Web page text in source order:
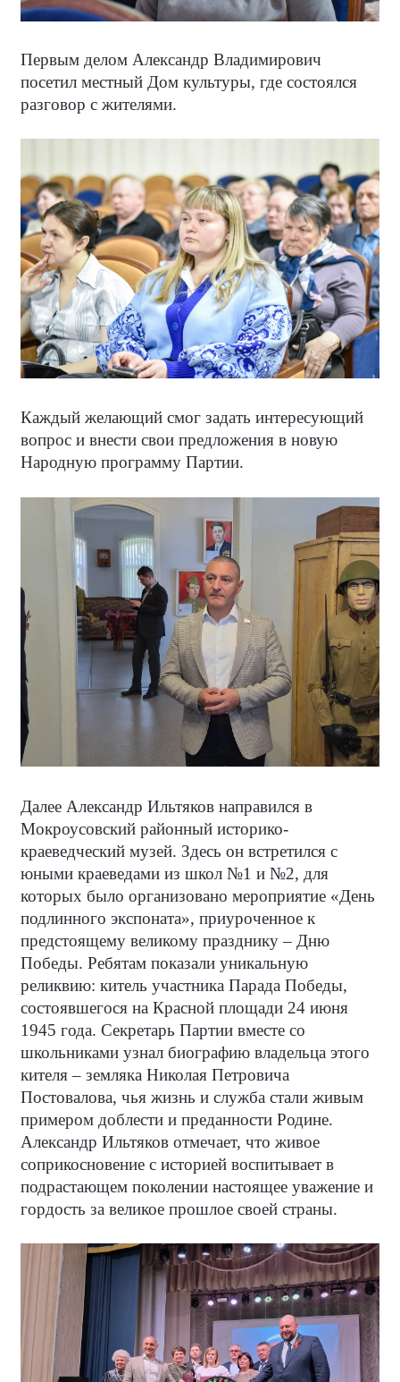
Первым делом Александр Владимирович
посетил местный Дом культуры, где состоялся
разговор с жителями.
Каждый желающий смог задать интересующий
вопрос и внести свои предложения в новую
Народную программу Партии.
Далее Александр Ильтяков направился в
Мокроусовский районный историко-
краеведческий музей. Здесь он встретился с
юными краеведами из школ №1 и №2, для
которых было организовано мероприятие «День
подлинного экспоната», приуроченное к
предстоящему великому празднику – Дню
Победы. Ребятам показали уникальную
реликвию: китель участника Парада Победы,
состоявшегося на Красной площади 24 июня
1945 года. Секретарь Партии вместе со
школьниками узнал биографию владельца этого
кителя – земляка Николая Петровича
Постовалова, чья жизнь и служба стали живым
примером доблести и преданности Родине.
Александр Ильтяков отмечает, что живое
соприкосновение с историей воспитывает в
подрастающем поколении настоящее уважение и
гордость за великое прошлое своей страны.